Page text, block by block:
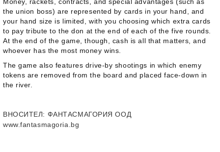
the union boss) are represented by cards in your hand, and
your hand size is limited, with you choosing which extra cards
to pay tribute to the don at the end of each of the five rounds.
At the end of the game, though, cash is all that matters, and
whoever has the most money wins.
The game also features drive-by shootings in which enemy
tokens are removed from the board and placed face-down in
the river.
ВНОСИТЕЛ: ФАНТАСМАГОРИЯ ООД
www.fantasmagoria.bg